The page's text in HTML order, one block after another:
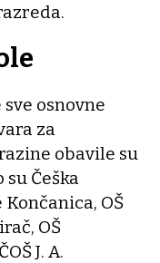
osnovne
za
obavile su
Češka
OŠ
OŠ
J. A.